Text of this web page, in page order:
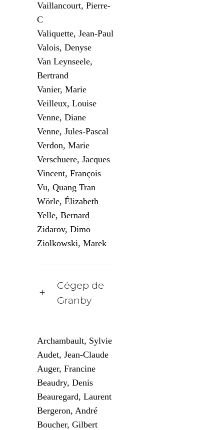
Vaillancourt, Pierre-
C
Valiquette, Jean-Paul
Valois, Denyse
Van Leynseele,
Bertrand
Vanier, Marie
Veilleux, Louise
Venne, Diane
Venne, Jules-Pascal
Verdon, Marie
Verschuere, Jacques
Vincent, François
Vu, Quang Tran
Wörle, Élizabeth
Yelle, Bernard
Zidarov, Dimo
Ziolkowski, Marek
Cégep de
Granby
Archambault, Sylvie
Audet, Jean-Claude
Auger, Francine
Beaudry, Denis
Beauregard, Laurent
Bergeron, André
Boucher, Gilbert